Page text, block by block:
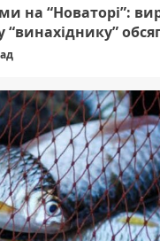
на “Новаторі”: